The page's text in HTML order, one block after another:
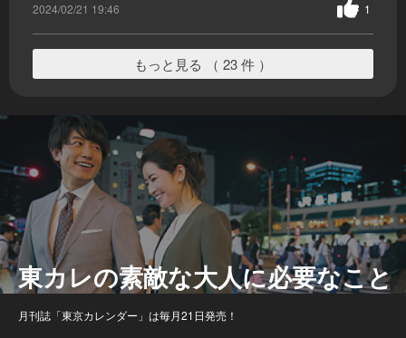
2024/02/21 19:46 1
もっと見る （ 23 件 ）
東カレの素敵な大人に必要なこと
月刊誌「東京カレンダー」は毎月21日発売！